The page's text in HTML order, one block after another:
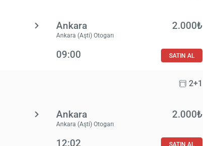
Ankara
Ankara (Aşti) Otogarı
2.000₺
09:00 SATIN AL
2+1
Ankara
Ankara (Aşti) Otogarı
2.000₺
12:02 SATIN AL